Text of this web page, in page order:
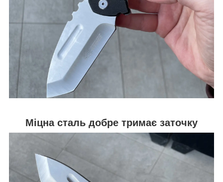
Міцна сталь добре тримає заточку